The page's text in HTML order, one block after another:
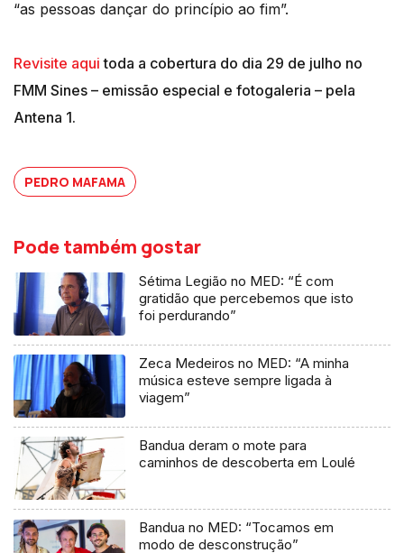
“as pessoas dançar do princípio ao fim”.
Revisite aqui toda a cobertura do dia 29 de julho no
FMM Sines – emissão especial e fotogaleria – pela
Antena 1.
PEDRO MAFAMA
Pode também gostar
Sétima Legião no MED: “É com
gratidão que percebemos que isto
foi perdurando”
Zeca Medeiros no MED: “A minha
música esteve sempre ligada à
viagem”
Bandua deram o mote para
caminhos de descoberta em Loulé
Bandua no MED: “Tocamos em
modo de desconstrução”